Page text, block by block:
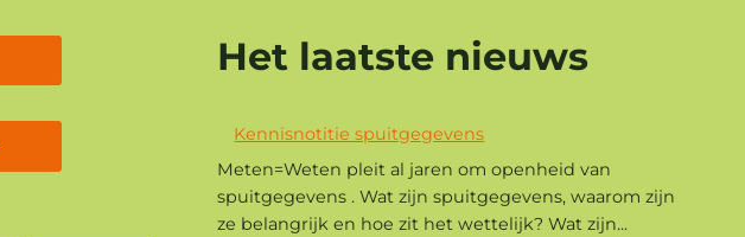
Het laatste nieuws
Kennisnotitie spuitgegevens
Meten=Weten pleit al jaren om openheid van
spuitgegevens . Wat zijn spuitgegevens, waarom zijn
ze belangrijk en hoe zit het wettelijk? Wat zijn...